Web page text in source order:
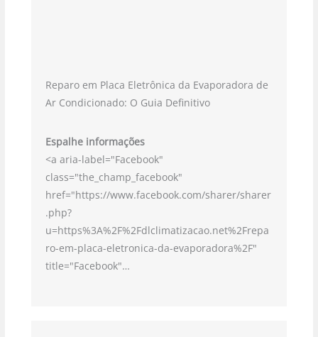
Reparo em Placa Eletrônica da Evaporadora de
Ar Condicionado: O Guia Definitivo
Espalhe informações
<a aria-label="Facebook"
class="the_champ_facebook"
href="https://www.facebook.com/sharer/sharer
.php?
u=https%3A%2F%2Fdlclimatizacao.net%2Frepa
ro-em-placa-eletronica-da-evaporadora%2F"
title="Facebook"…